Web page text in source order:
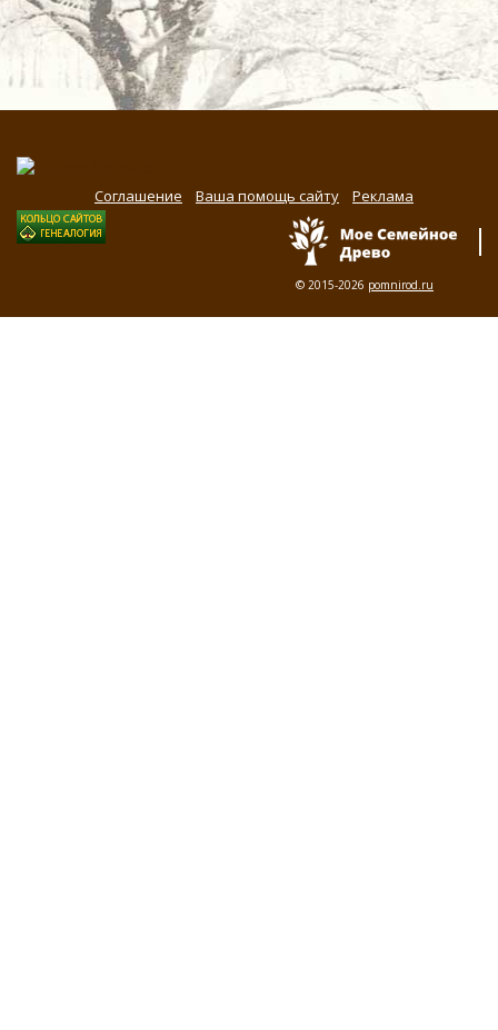
Соглашение Ваша помощь сайту Реклама
© 2015-2026 pomnirod.ru